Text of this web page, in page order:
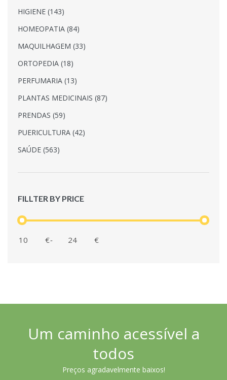
FILLTER BY PRICE
€- €
HIGIENE (143)
HOMEOPATIA (84)
MAQUILHAGEM (33)
ORTOPEDIA (18)
PERFUMARIA (13)
PLANTAS MEDICINAIS (87)
PRENDAS (59)
PUERICULTURA (42)
SAÚDE (563)
Um caminho acessível a
todos
Preços agradavelmente baixos!